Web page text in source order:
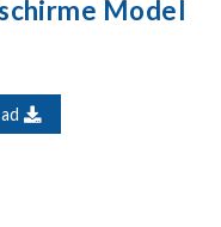
Model